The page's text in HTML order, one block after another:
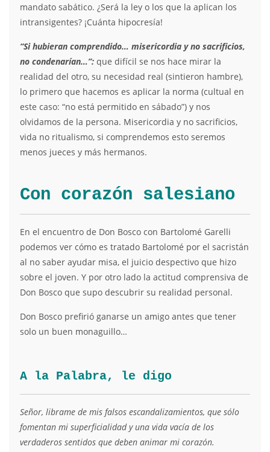
mandato sabático. ¿Será la ley o los que la aplican los
intransigentes? ¡Cuánta hipocresía!
“Si hubieran comprendido… misericordia y no sacrificios,
no condenarían…”: que difícil se nos hace mirar la
realidad del otro, su necesidad real (sintieron hambre),
lo primero que hacemos es aplicar la norma (cultual en
este caso: “no está permitido en sábado”) y nos
olvidamos de la persona. Misericordia y no sacrificios,
vida no ritualismo, si comprendemos esto seremos
menos jueces y más hermanos.
Con corazón salesiano
En el encuentro de Don Bosco con Bartolomé Garelli
podemos ver cómo es tratado Bartolomé por el sacristán
al no saber ayudar misa, el juicio despectivo que hizo
sobre el joven. Y por otro lado la actitud comprensiva de
Don Bosco que supo descubrir su realidad personal.
Don Bosco prefirió ganarse un amigo antes que tener
solo un buen monaguillo…
A la Palabra, le digo
Señor, librame de mis falsos escandalizamientos, que sólo
fomentan mi superficialidad y una vida vacía de los
verdaderos sentidos que deben animar mi corazón.